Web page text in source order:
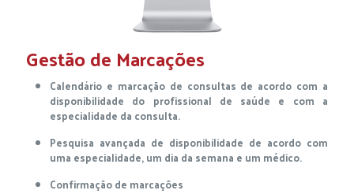
Gestão de Marcações
Calendário e marcação de consultas de acordo com a
disponibilidade do profissional de saúde e com a
especialidade da consulta.
Pesquisa avançada de disponibilidade de acordo com
uma especialidade, um dia da semana e um médico.
Confirmação de marcações